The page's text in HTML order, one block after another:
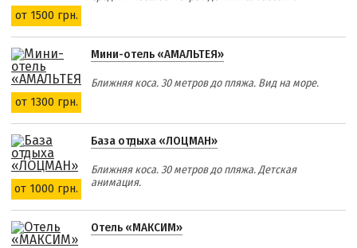
от 1500 грн.
от 1300 грн.
Мини-отель «АМАЛЬТЕЯ»
Ближняя коса. 30 метров до пляжа. Вид на море.
от 1000 грн.
База отдыха «ЛОЦМАН»
Ближняя коса. 30 метров до пляжа. Детская
анимация.
Отель «МАКСИМ»